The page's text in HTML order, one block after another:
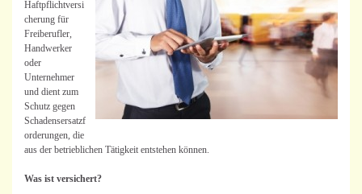
Haftpflichtversi
cherung für
Freiberufler,
Handwerker
oder
Unternehmer
und dient zum
Schutz gegen
Schadensersatzf
orderungen, die
aus der betrieblichen Tätigkeit entstehen können.
Was ist versichert?